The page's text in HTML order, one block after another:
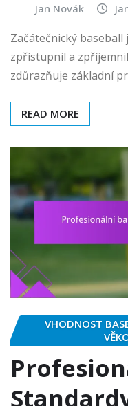
Jan Novák
Začátečnický
zpřístupnil a
zdůrazňuje základní
READ MORE
VHODNOST